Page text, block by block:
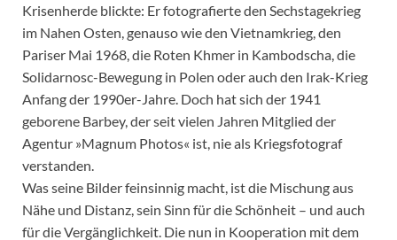
Krisenherde blickte: Er fotografierte den Sechstagekrieg
im Nahen Osten, genauso wie den Vietnamkrieg, den
Pariser Mai 1968, die Roten Khmer in Kambodscha, die
Solidarnosc-Bewegung in Polen oder auch den Irak-Krieg
Anfang der 1990er-Jahre. Doch hat sich der 1941
geborene Barbey, der seit vielen Jahren Mitglied der
Agentur »Magnum Photos« ist, nie als Kriegsfotograf
verstanden.
Was seine Bilder feinsinnig macht, ist die Mischung aus
Nähe und Distanz, sein Sinn für die Schönheit – und auch
für die Vergänglichkeit. Die nun in Kooperation mit dem